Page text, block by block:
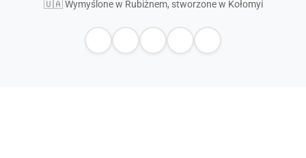
🇺🇦 Wymyślone w Rubiżnem, stworzone w Kołomyi